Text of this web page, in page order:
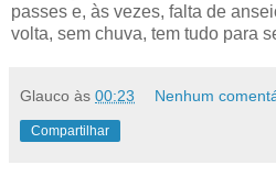
passes e, às vezes, falta de
volta, sem chuva, tem tudo para
Glauco às 00:23 Nenhum
Compartilhar